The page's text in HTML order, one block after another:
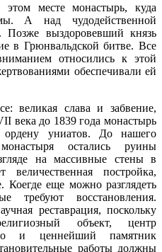
этом месте монастырь, куда
А над чудодейственной
Позже выздоровевший князь
в Грюнвальдской битве. Все
относились к этой
обеспечивали ей
великая слава и забвение,
века до 1839 года монастырь
ордену униатов. До нашего
остались руины
на массивные стены в
величественная постройка,
Коегде еще можно разглядеть
требуют восстановления.
реставрация, поскольку
объект, центр
и ценнейший памятник
работы должны